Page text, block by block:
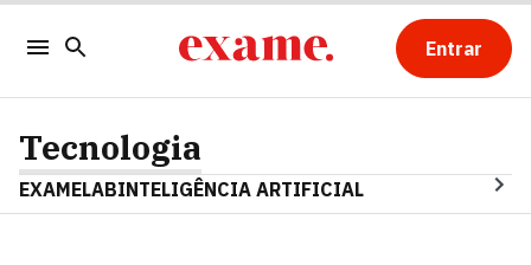
Entrar
Tecnologia
EXAMELABINTELIGÊNCIA ARTIFICIAL